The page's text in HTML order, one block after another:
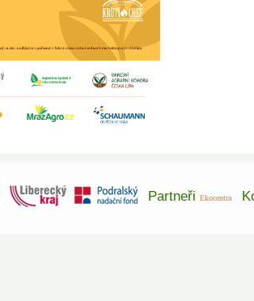
Partneři Ekocentra